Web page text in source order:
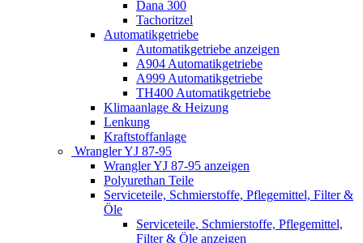
Dana 300
Tachoritzel
Automatikgetriebe
Automatikgetriebe anzeigen
A904 Automatikgetriebe
A999 Automatikgetriebe
TH400 Automatikgetriebe
Klimaanlage & Heizung
Lenkung
Kraftstoffanlage
Wrangler YJ 87-95
Wrangler YJ 87-95 anzeigen
Polyurethan Teile
Serviceteile, Schmierstoffe, Pflegemittel, Filter &
Öle
Serviceteile, Schmierstoffe, Pflegemittel,
Filter & Öle anzeigen